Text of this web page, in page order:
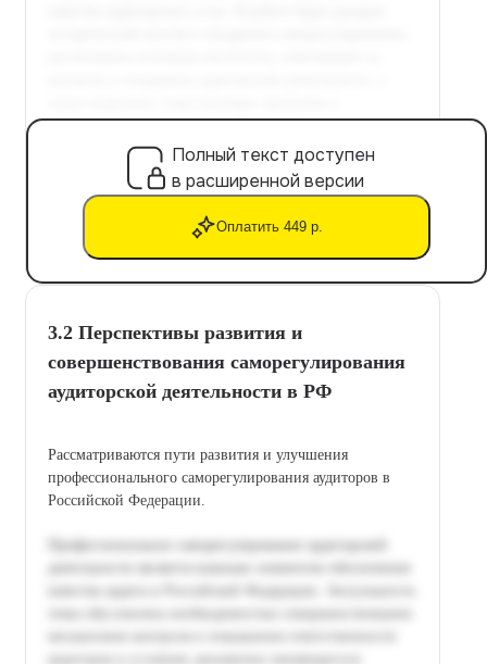
Полный текст доступен
в расширенной версии
Оплатить 449 р.
3.2 Перспективы развития и
совершенствования саморегулирования
аудиторской деятельности в РФ
Рассматриваются пути развития и улучшения
профессионального саморегулирования аудиторов в
Российской Федерации.